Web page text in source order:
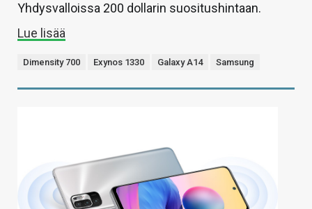
Yhdysvalloissa 200 dollarin suositushintaan.
Lue lisää
Dimensity 700 Exynos 1330 Galaxy A14 Samsung